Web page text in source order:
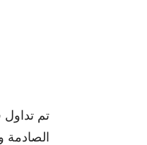
تم
الصادمة